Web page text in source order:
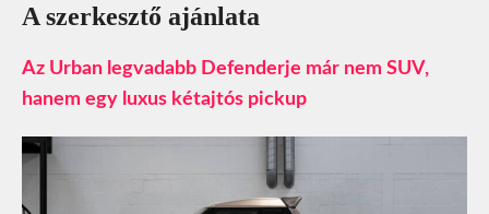
A szerkesztő ajánlata
Az Urban legvadabb Defenderje már nem SUV,
hanem egy luxus kétajtós pickup